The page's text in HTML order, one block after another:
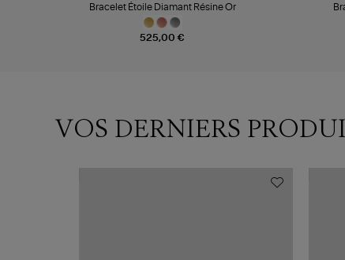
525,00 €
Bracelet Étoile Diamant Résine Or
VOS DERNIERS